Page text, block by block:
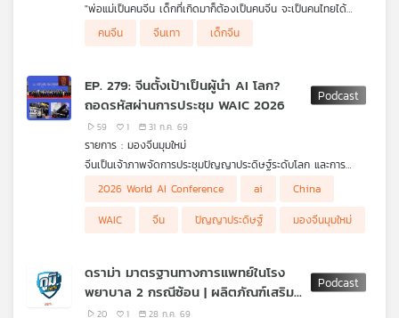
เพลง
"พ่อแม่เป็นคนจีน เด็กที่เกิดมาก็ต้องเป็นคนจีน จะเป็นคนไทยได้
อย่างไร?" กลายเป็นประเด็นร้อนประเด็นใหญ่จากข่าวการสวมสิทธิให้
เด็กชาวจีนมีสัญชาติไทย รายการ ไม่มีในบท ชวนย้อนจุดเริ่มต้น
สวมสิทธิสัญชาติไทยให้เด็กจีน ไปค้นพบว่าพ่อทิพย์บางคนถึงหุ้นบริ
ษัททุนจีนขนาดใหญ่อีกด้วย
เบื้องหลังข่าวเล่าโดย...วาทินี นวฤทธิศวิน, อาทิตย์ โชต์สัจจานันท์ และ
เจษฎา ต้นจำปา จากกลุ่มข่าวสืบสวน สำนักข่าว ไทยพีบีเอส ค่ะ
คนจีน จีนเทา เด็กจีน
EP. 279: จีนตั้งเป้าเป็นผู้นำ AI โลก?
ถอดรหัสผ่านการประชุม WAIC 2026
59 1 31 ก.ค. 69
รายการ : มองจีนมุมใหม่
จีนเป็นเจ้าภาพจัดการประชุมปัญญาประดิษฐ์ระดับโลก และการ
ปี 2026 ที่เซี่ยงไฮ้ ระหว่างวันที่ 17- 20 ก.ค.2569 ที่ผ่านมา พร้อม
ผลักดันตั้งองค์กรความร่วมมือด้าน AI และจะสนับสนุนโครงการเกี่ยว
กับ AI กว่า 5 พันโครงการให้กลุ่มประเทศกำลังพัฒนา ชาติสมาชิก
.
โสภิต หวังวิวัฒนา ชวน ดร.ไพจิตร วิบูลย์ธนสาร รองประธานและ
เลขาธิการหอการค้าไทยในจีนมาวิเคราะห์ว่า การแสดงบทบาทนำด้าน
2026 World AI Conference ai
China
WAIC
จีน ปัญญาประดิษฐ์ มองจีนมุมใหม่
ดราม่า มาตรฐานทางการแพทย์ในโรง
พยาบาล 2 กรณีซ้อน | ผลิตภัณฑ์เสริม
อาหารที่มีเมลาโทนินซื้อมาใช้เองอันตราย
20 1 28 ก.ค. 69